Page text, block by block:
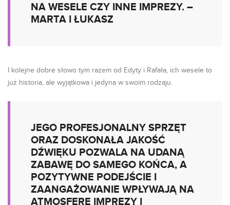
NA WESELE CZY INNE IMPREZY. –
MARTA I ŁUKASZ
I kolejne dobre słowo tym razem od Edyty i Rafała, ich wesele to
już historia, ale wyjątkowa i jedyna w swoim rodzaju.
JEGO PROFESJONALNY SPRZĘT
ORAZ DOSKONAŁA JAKOŚĆ
DŹWIĘKU POZWALA NA UDANĄ
ZABAWĘ DO SAMEGO KOŃCA, A
POZYTYWNE PODEJŚCIE I
ZAANGAŻOWANIE WPŁYWAJĄ NA
ATMOSFERĘ IMPREZY I